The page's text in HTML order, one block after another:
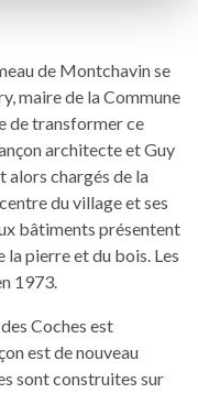
de Montchavin se
maire de la Commune
de transformer ce
architecte et Guy
alors chargés de la
du village et ses
bâtiments présentent
la pierre et du bois. Les
1973.
Coches est
est de nouveau
sont construites sur